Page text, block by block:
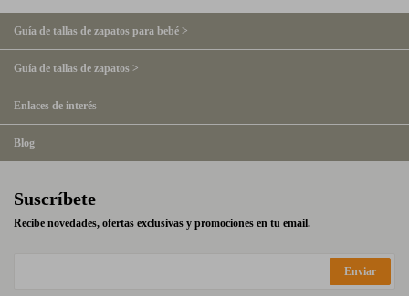
Guía de tallas de zapatos para bebé >
Guía de tallas de zapatos >
Enlaces de interés
Blog
Suscríbete
Recibe novedades, ofertas exclusivas y promociones en tu email.
Enviar